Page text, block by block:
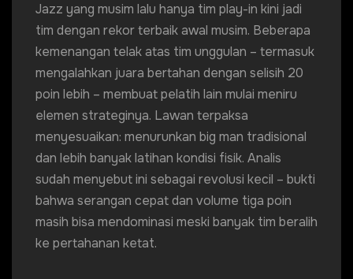
Jazz yang musim lalu hanya tim play-in kini jadi
tim dengan rekor terbaik awal musim. Beberapa
kemenangan telak atas tim unggulan – termasuk
mengalahkan juara bertahan dengan selisih 20
poin lebih – membuat pelatih lain mulai meniru
elemen strateginya. Lawan terpaksa
menyesuaikan: menurunkan big man tradisional
dan lebih banyak latihan kondisi fisik. Analis
sudah menyebut ini sebagai revolusi kecil – bukti
bahwa serangan cepat dan volume tiga poin
masih bisa mendominasi meski banyak tim beralih
ke pertahanan ketat.